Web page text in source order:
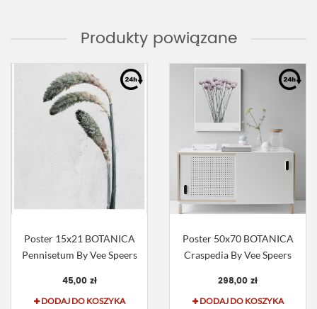
Produkty powiązane
Poster 15x21 BOTANICA
Pennisetum By Vee Speers
45,00 zł
DODAJ DO KOSZYKA
Poster 50x70 BOTANICA
Craspedia By Vee Speers
298,00 zł
DODAJ DO KOSZYKA